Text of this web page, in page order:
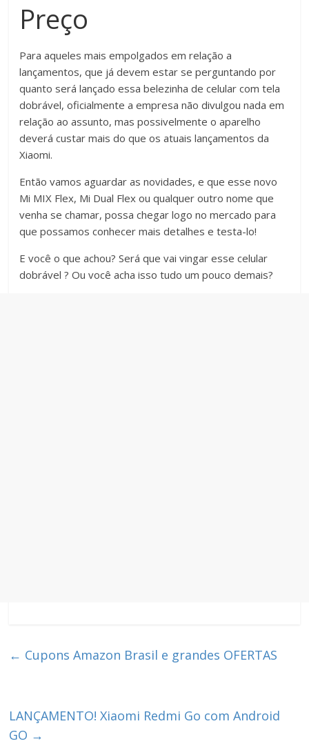
Preço
Para aqueles mais empolgados em relação a
lançamentos, que já devem estar se perguntando por
quanto será lançado essa belezinha de celular com tela
dobrável, oficialmente a empresa não divulgou nada em
relação ao assunto, mas possivelmente o aparelho
deverá custar mais do que os atuais lançamentos da
Xiaomi.
Então vamos aguardar as novidades, e que esse novo
Mi MIX Flex, Mi Dual Flex ou qualquer outro nome que
venha se chamar, possa chegar logo no mercado para
que possamos conhecer mais detalhes e testa-lo!
E você o que achou? Será que vai vingar esse celular
dobrável ? Ou você acha isso tudo um pouco demais?
← Cupons Amazon Brasil e grandes OFERTAS
LANÇAMENTO! Xiaomi Redmi Go com Android
GO →